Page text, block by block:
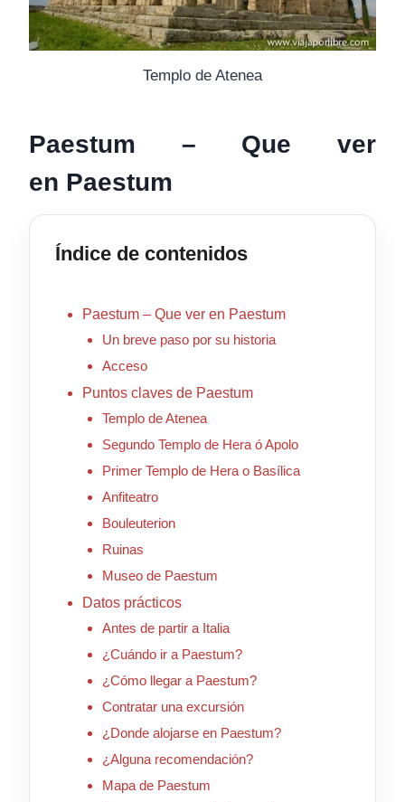
Templo de Atenea
Paestum – Que ver
en Paestum
Índice de contenidos
Paestum – Que ver en Paestum
Un breve paso por su historia
Acceso
Puntos claves de Paestum
Templo de Atenea
Segundo Templo de Hera ó Apolo
Primer Templo de Hera o Basílica
Anfiteatro
Bouleuterion
Ruinas
Museo de Paestum
Datos prácticos
Antes de partir a Italia
¿Cuándo ir a Paestum?
¿Cómo llegar a Paestum?
Contratar una excursión
¿Donde alojarse en Paestum?
¿Alguna recomendación?
Mapa de Paestum